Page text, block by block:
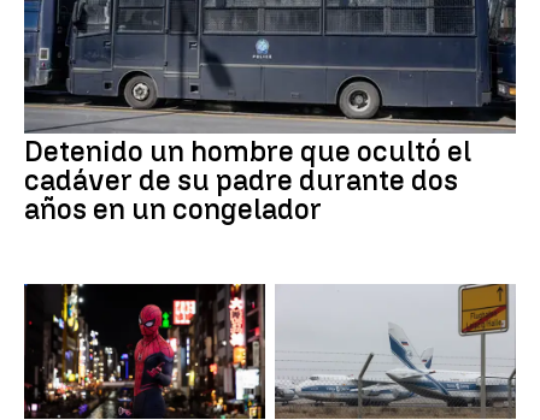
Detenido un hombre que ocultó el
cadáver de su padre durante dos
años en un congelador